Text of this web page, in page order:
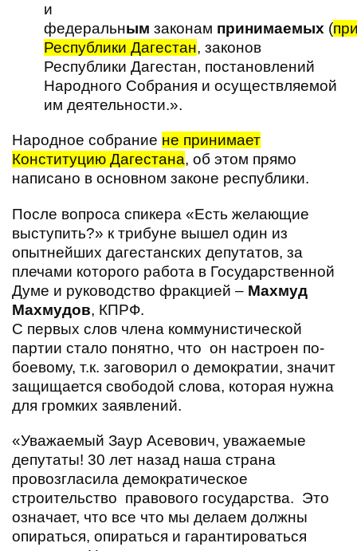
и
федеральным законам принимаемых (
Республики Дагестан, законов
Республики Дагестан, постановлений
Народного Собрания и осуществляемой
им деятельности.».
Народное собрание не принимает
Конституцию Дагестана, об этом прямо
написано в основном законе республики.
После вопроса спикера «Есть желающие
выступить?» к трибуне вышел один из
опытнейших дагестанских депутатов, за
плечами которого работа в Государственной
Думе и руководство фракцией – Махмуд
Махмудов, КПРФ.
C первых слов члена коммунистической
партии стало понятно, что он настроен по-
боевому, т.к. заговорил о демократии, значит
защищается свободой слова, которая нужна
для громких заявлений.
«Уважаемый Заур Асевович, уважаемые
депутаты! 30 лет назад наша страна
провозгласила демократическое
строительство правового государства. Это
означает, что все что мы делаем должны
опираться, опираться и гарантироваться